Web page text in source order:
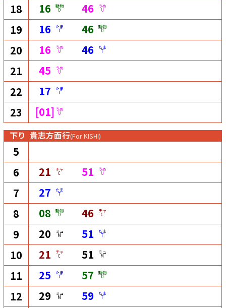
18 16 動物
D 46 うめ
U
19 16 たま
T 46 動物
D
20 16 うめ
U 46 たま
T
21 45 うめ
U
22 17 たま
T
23 [01] うめ
U
下り 貴志方面行(For KISHI)
5
6
21 チャ
C 51 うめ
U
7 27 たま
T
8 08 動物
D 46 チャ
C
9 20 ミュ
M 51 たま
T
10 21 チャ
C 51 ミュ
M
11 25 たま
T 57 動物
D
12 29 ミュ
M 59 たま
T